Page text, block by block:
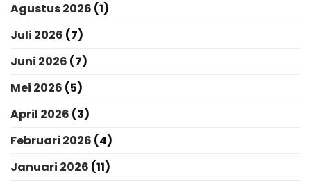
Agustus 2026 (1)
Juli 2026 (7)
Juni 2026 (7)
Mei 2026 (5)
April 2026 (3)
Februari 2026 (4)
Januari 2026 (11)